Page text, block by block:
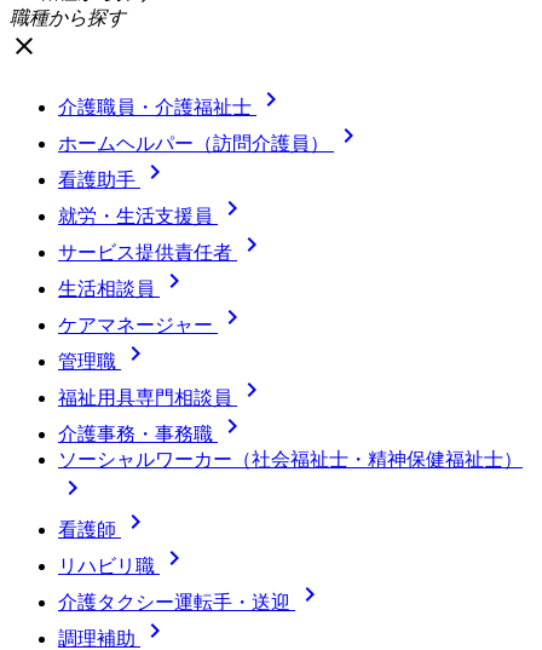
職種から探す
close
介護職員・介護福祉士 
ホームヘルパー（訪問介護員） 
看護助手 
就労・生活支援員 
サービス提供責任者 
生活相談員 
ケアマネージャー 
管理職 
福祉用具専門相談員 
介護事務・事務職 
ソーシャルワーカー（社会福祉士・精神保健福祉士）

看護師 
リハビリ職 
介護タクシー運転手・送迎 
調理補助 